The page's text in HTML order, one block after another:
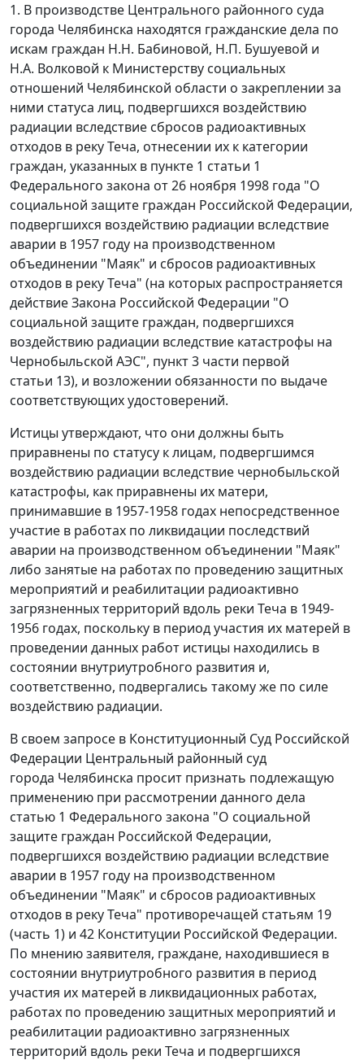
1. В производстве Центрального районного суда
города Челябинска находятся гражданские дела по
искам граждан Н.Н. Бабиновой, Н.П. Бушуевой и
Н.А. Волковой к Министерству социальных
отношений Челябинской области о закреплении за
ними статуса лиц, подвергшихся воздействию
радиации вследствие сбросов радиоактивных
отходов в реку Теча, отнесении их к категории
граждан, указанных в пункте 1 статьи 1
Федерального закона от 26 ноября 1998 года "О
социальной защите граждан Российской Федерации,
подвергшихся воздействию радиации вследствие
аварии в 1957 году на производственном
объединении "Маяк" и сбросов радиоактивных
отходов в реку Теча" (на которых распространяется
действие Закона Российской Федерации "О
социальной защите граждан, подвергшихся
воздействию радиации вследствие катастрофы на
Чернобыльской АЭС", пункт 3 части первой
статьи 13), и возложении обязанности по выдаче
соответствующих удостоверений.
Истицы утверждают, что они должны быть
приравнены по статусу к лицам, подвергшимся
воздействию радиации вследствие чернобыльской
катастрофы, как приравнены их матери,
принимавшие в 1957-1958 годах непосредственное
участие в работах по ликвидации последствий
аварии на производственном объединении "Маяк"
либо занятые на работах по проведению защитных
мероприятий и реабилитации радиоактивно
загрязненных территорий вдоль реки Теча в 1949-
1956 годах, поскольку в период участия их матерей в
проведении данных работ истицы находились в
состоянии внутриутробного развития и,
соответственно, подвергались такому же по силе
воздействию радиации.
В своем запросе в Конституционный Суд Российской
Федерации Центральный районный суд
города Челябинска просит признать подлежащую
применению при рассмотрении данного дела
статью 1 Федерального закона "О социальной
защите граждан Российской Федерации,
подвергшихся воздействию радиации вследствие
аварии в 1957 году на производственном
объединении "Маяк" и сбросов радиоактивных
отходов в реку Теча" противоречащей статьям 19
(часть 1) и 42 Конституции Российской Федерации.
По мнению заявителя, граждане, находившиеся в
состоянии внутриутробного развития в период
участия их матерей в ликвидационных работах,
работах по проведению защитных мероприятий и
реабилитации радиоактивно загрязненных
территорий вдоль реки Теча и подвергшихся